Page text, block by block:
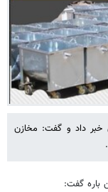
خبر داد و گفت: مخازن
باره گفت: